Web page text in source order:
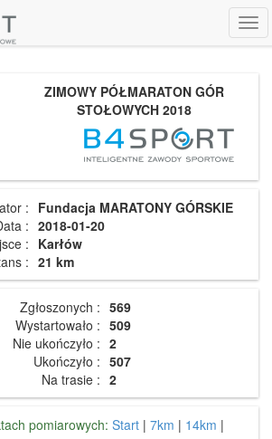
ZIMOWY PÓŁMARATON GÓR
STOŁOWYCH 2018
: Fundacja MARATONY GÓRSKIE
: 2018-01-20
:
Karłów
: 21 km
Zgłoszonych : 569
Wystartowało : 509
Nie ukończyło : 2
Ukończyło : 507
Na trasie : 2
pomiarowych: Start | 7km | 14km |